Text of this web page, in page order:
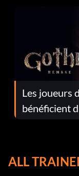
Les joueurs
bénéficient
corrections
ALL